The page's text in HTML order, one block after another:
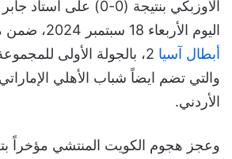
الأوزبكي بنتيجة (0-0) على
اليوم الأربعاء 18 سبتمبر 2024، ضمن منافسات
أبطال آسيا
2، بالجولة الأولى
والتي تضم ايضاً شباب الأهلي
الأردني.